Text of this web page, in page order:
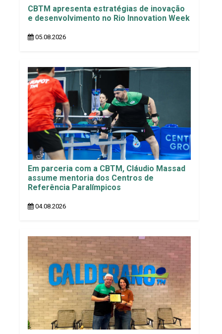
CBTM apresenta estratégias de inovação
e desenvolvimento no Rio Innovation Week
05.08.2026
Em parceria com a CBTM, Cláudio Massad
assume mentoria dos Centros de
Referência Paralímpicos
04.08.2026